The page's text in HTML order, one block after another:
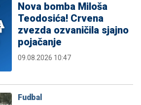
Nova bomba Miloša
Teodosića! Crvena
zvezda ozvaničila sjajno
pojačanje
09.08.2026 10:47
Fudbal